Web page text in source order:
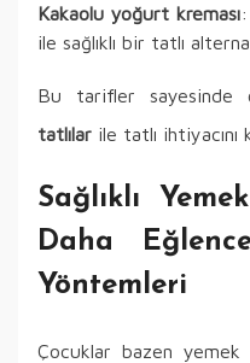
Kakaolu yoğurt kreması
ile sağlıklı bir tatlı
Bu tarifler sayesinde
tatlılar ile tatlı ihtiyacını
Sağlıklı
Daha
Yöntemleri
Çocuklar bazen yemek